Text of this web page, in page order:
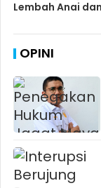
Lembah Anai
OPINI